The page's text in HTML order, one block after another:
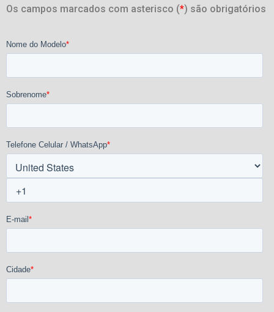
Os campos marcados com asterisco (*) são obrigatórios